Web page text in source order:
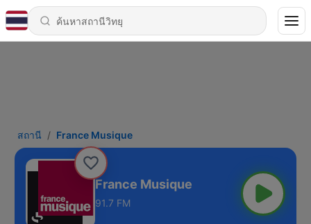
สถานี France Musique
France Musique
91.7 FM